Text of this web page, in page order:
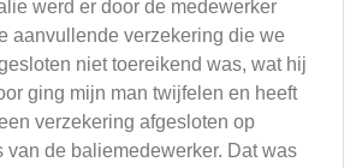
werd er door de medewerker
aanvullende verzekering die we
niet toereikend was, wat hij
ging mijn man twijfelen en heeft
verzekering afgesloten op
van de baliemedewerker. Dat was